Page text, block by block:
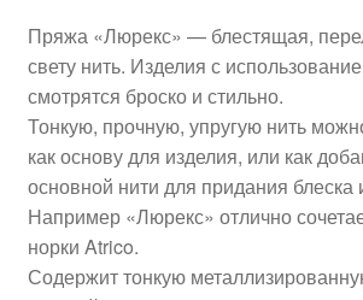
Пряжа «Люрекс» — блестящая,
свету нить. Изделия с
смотрятся броско и стильно.
Тонкую, прочную, упругую нить
как основу для изделия, или как
основной нити для придания блеска
Например «Люрекс» отлично
норки Atrico.
Содержит тонкую